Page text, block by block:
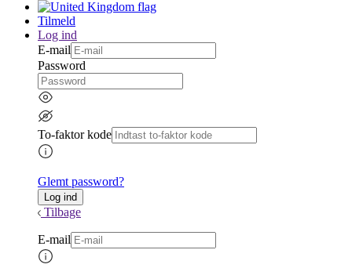
Tilmeld
Log ind
E-mail
Password
To-faktor kode
Glemt password?
Tilbage
E-mail